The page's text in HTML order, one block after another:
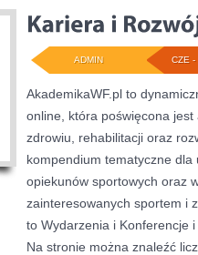
CZE -
ADMIN
AkademikaWF.pl to
online, która poświęcona jest
zdrowiu, rehabilitacji oraz
kompendium tematyczne dla
opiekunów sportowych oraz
zainteresowanych sportem i
to Wydarzenia i Konferencje
Na stronie można znaleźć